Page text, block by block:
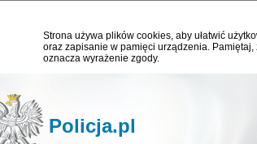
Strona używa plików cookies, aby ułatwić
oraz zapisanie w pamięci urządzenia.
oznacza wyrażenie zgody.
Policja.pl